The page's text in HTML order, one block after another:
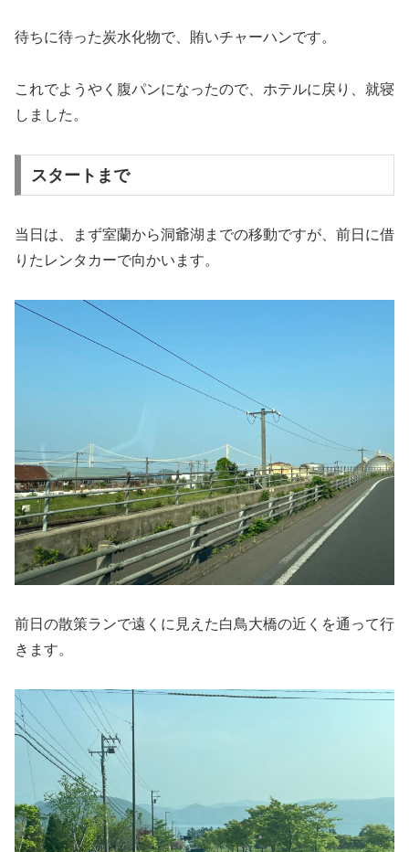
待ちに待った炭水化物で、賄いチャーハンです。
これでようやく腹パンになったので、ホテルに戻り、就寝
しました。
スタートまで
当日は、まず室蘭から洞爺湖までの移動ですが、前日に借
りたレンタカーで向かいます。
前日の散策ランで遠くに見えた白鳥大橋の近くを通って行
きます。